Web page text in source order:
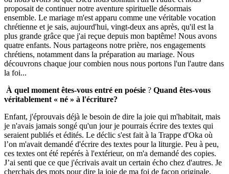
proposait de continuer notre aventure spirituelle désormais
ensemble. Le mariage m'est apparu comme une véritable vocation
chrétienne et je sais, aujourd'hui, vingt-deux ans après, qu'il est la
plus grande grâce que j'ai reçue depuis mon baptême! Nous avons
quatre enfants. Nous partageons notre prière, nos engagements
chrétiens, notamment dans la préparation au mariage. Nous
découvrons chaque jour combien nous nous portons l'un l'autre dans
la foi...
À quel moment êtes-vous entré en poésie ? Quand êtes-vous
véritablement « né » à l'écriture?
Enfant, j'éprouvais déjà le besoin de dire la joie qui m'habitait, mais
je n'avais jamais songé qu'un jour je pourrais écrire des textes qui
seraient publiés et édités. Le déclic s'est fait à la Trappe d'Oka où
l’on m'avait demandé d'écrire des textes pour la liturgie. Peu à peu,
ces textes ont été repérés à l'extérieur, on m'a demandé des copies.
J’ai senti que ce que j'écrivais avait un certain écho chez d'autres. Je
cherchais des mots pour dire la joie de ma foi de façon originale,